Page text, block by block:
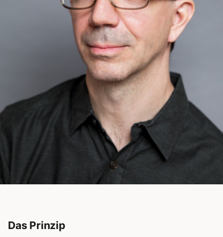
Das Prinzip